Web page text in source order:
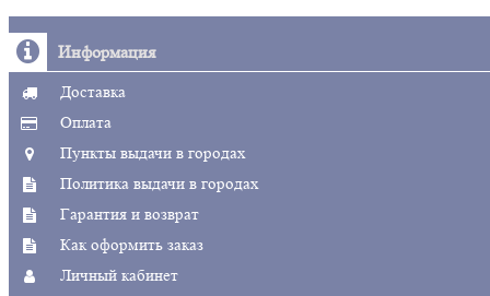
Информация
Доставка
Оплата
Пункты выдачи в городах
Политика выдачи в городах
Гарантия и возврат
Как оформить заказ
Личный кабинет